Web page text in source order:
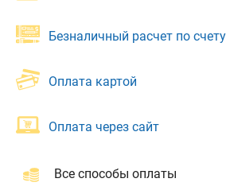
Безналичный расчет по счету
Оплата картой
Оплата через сайт
Все способы оплаты